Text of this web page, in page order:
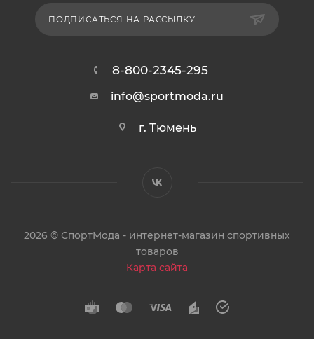
ПОДПИСАТЬСЯ НА РАССЫЛКУ
8-800-2345-295
info@sportmoda.ru
г. Тюмень
2026 © СпортМода - интернет-магазин спортивных
товаров
Карта сайта